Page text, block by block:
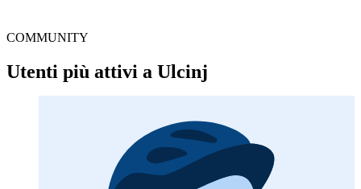
COMMUNITY
Utenti più attivi a Ulcinj